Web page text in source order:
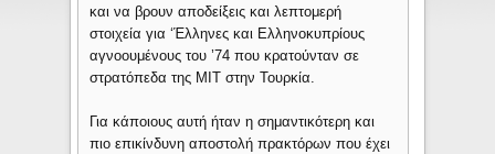
και να βρουν αποδείξεις και λεπτομερή
στοιχεία για ‘Έλληνες και Ελληνοκυπρίους
αγνοουμένους του ’74 που κρατούνταν σε
στρατόπεδα της MIT στην Τουρκία.
Για κάποιους αυτή ήταν η σημαντικότερη και
πιο επικίνδυνη αποστολή πρακτόρων που έχει